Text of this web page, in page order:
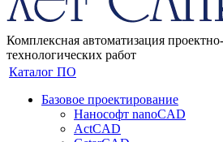
Комплексная автоматизация
технологических работ
Каталог ПО
Базовое проектирование
Нанософт nanoCAD
ActCAD